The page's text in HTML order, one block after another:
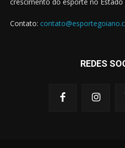
Contato:
REDES